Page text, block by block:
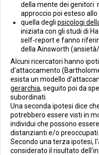
della mente dei genitori
approccio poi esteso
quella degli psicologi
iniziata con gli studi di
self-report e fanno
della Ainsworth
Alcuni ricercatori hanno
d'attaccamento
esista un modello
gerarchia, seguito poi da
subordinati.
Una seconda ipotesi dice
potrebbero essere visti in
individui che possono
distanzianti e/o preoccupati.
Secondo una terza ipotesi,
considerato il risultato